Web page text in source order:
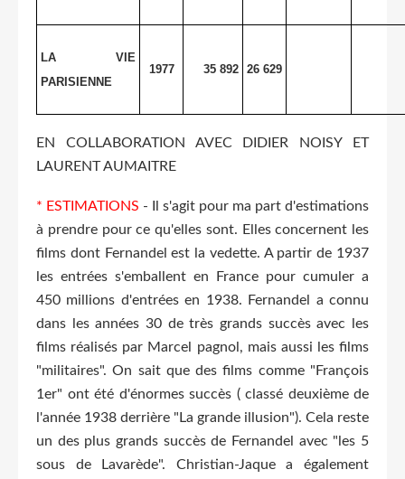
LA VIE
PARISIENNE
1977 35 892 26 629
EN COLLABORATION AVEC DIDIER NOISY ET
LAURENT AUMAITRE
* ESTIMATIONS - Il s'agit pour ma part d'estimations
à prendre pour ce qu'elles sont. Elles concernent les
films dont Fernandel est la vedette. A partir de 1937
les entrées s'emballent en France pour cumuler a
450 millions d'entrées en 1938. Fernandel a connu
dans les années 30 de très grands succès avec les
films réalisés par Marcel pagnol, mais aussi les films
"militaires". On sait que des films comme "François
1er" ont été d'énormes succès ( classé deuxième de
l'année 1938 derrière "La grande illusion"). Cela reste
un des plus grands succès de Fernandel avec "les 5
sous de Lavarède". Christian-Jaque a également